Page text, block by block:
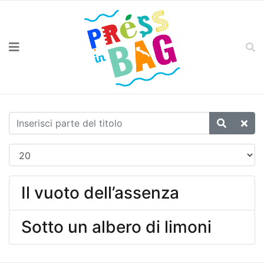
Il vuoto dell’assenza
Sotto un albero di limoni